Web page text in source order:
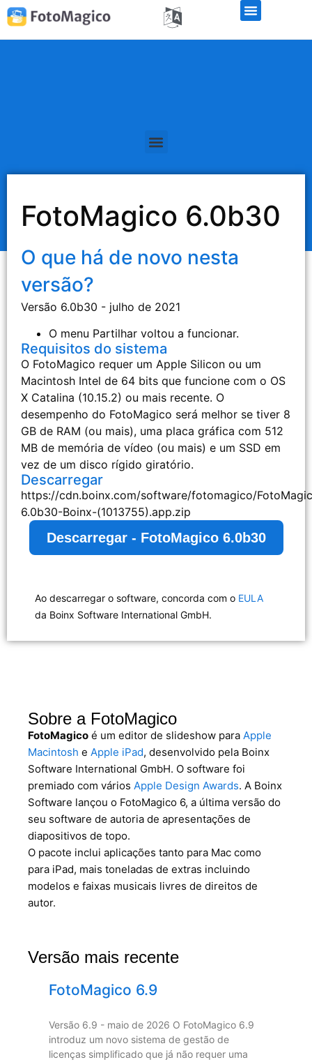
FotoMagico 6.0b30
O que há de novo nesta
versão?
Versão 6.0b30 - julho de 2021
O menu Partilhar voltou a funcionar.
Requisitos do sistema
O FotoMagico requer um Apple Silicon ou um
Macintosh Intel de 64 bits que funcione com o OS
X Catalina (10.15.2) ou mais recente. O
desempenho do FotoMagico será melhor se tiver 8
GB de RAM (ou mais), uma placa gráfica com 512
MB de memória de vídeo (ou mais) e um SSD em
vez de um disco rígido giratório.
Descarregar
https://cdn.boinx.com/software/fotomagico/
6.0b30-Boinx-(1013755).app.zip
Descarregar - FotoMagico 6.0b30
Ao descarregar o software, concorda com o EULA
da Boinx Software International GmbH.
Sobre a FotoMagico
FotoMagico é um editor de slideshow para Apple
Macintosh e Apple iPad, desenvolvido pela Boinx
Software International GmbH. O software foi
premiado com vários Apple Design Awards. A Boinx
Software lançou o FotoMagico 6, a última versão do
seu software de autoria de apresentações de
diapositivos de topo.
O pacote inclui aplicações tanto para Mac como
para iPad, mais toneladas de extras incluindo
modelos e faixas musicais livres de direitos de
autor.
Versão mais recente
FotoMagico 6.9
Versão 6.9 - maio de 2026 O FotoMagico 6.9
introduz um novo sistema de gestão de
licenças simplificado que já não requer uma